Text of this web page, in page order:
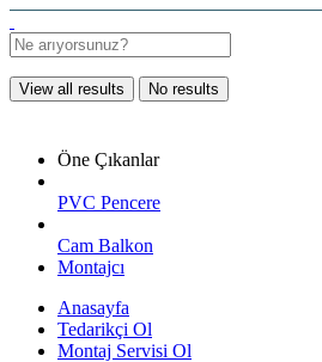
View all results No results
Öne Çıkanlar
PVC Pencere
Cam Balkon
Montajcı
Anasayfa
Tedarikçi Ol
Montaj Servisi Ol